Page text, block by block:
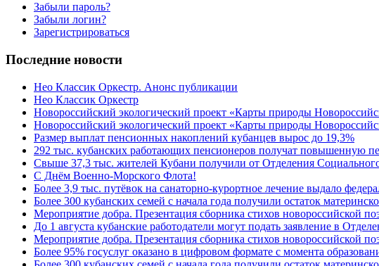
Забыли пароль?
Забыли логин?
Зарегистрироваться
Последние новости
Нео Классик Оркестр. Анонс публикации
Нео Классик Оркестр
Новороссийский экологический проект «Карты природы
Новороссийский экологический проект «Карты природы
Размер выплат пенсионных накоплений кубанцев вырос до 19,3%
292 тыс. кубанских работающих пенсионеров получат повышенную
Свыше 37,3 тыс. жителей Кубани получили от Отделения
C Днём Военно-Морского Флота!
Более 3,9 тыс. путёвок на санаторно-курортное лечение выдало
Более 300 кубанских семей с начала года получили остаток
Мероприятие добра. Презентация сборника стихов новороссийской
До 1 августа кубанские работодатели могут подать заявление в
Мероприятие добра. Презентация сборника стихов новороссийской
Более 95% госуслуг оказано в цифровом формате с момента